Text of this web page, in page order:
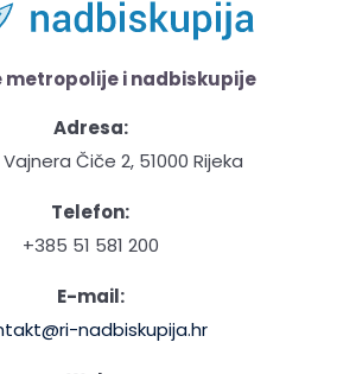
metropolije i nadbiskupije
Adresa:
Čiče 2, 51000 Rijeka
Telefon:
+385 51 581 200
E-mail:
nadbiskupija.hr